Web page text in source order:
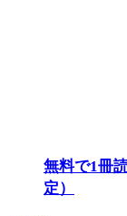
無料で1冊
定）